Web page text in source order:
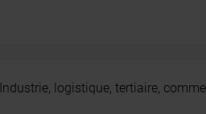
Industrie, logistique, tertiaire,